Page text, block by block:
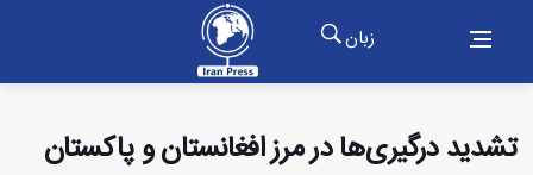
زبان
تشدید درگیری‌ها در مرز افغانستان و پاکستان